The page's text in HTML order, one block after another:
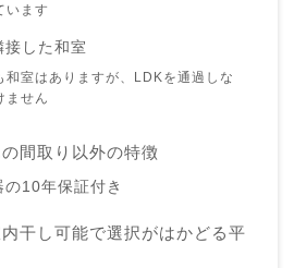
います
接した和室
和室はありますが、LDKを通過しな
ません
間取り以外の特徴
の10年保証付き
内干し可能で選択がはかどる平